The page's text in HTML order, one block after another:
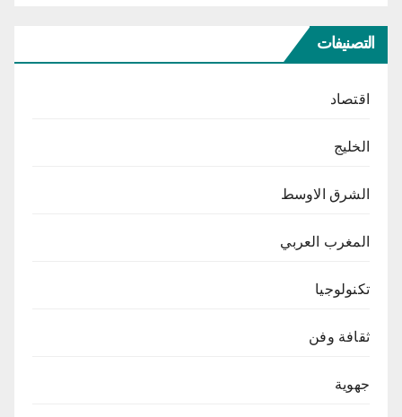
التصنيفات
اقتصاد
الخليج
الشرق الاوسط
المغرب العربي
تكنولوجيا
ثقافة وفن
جهوية